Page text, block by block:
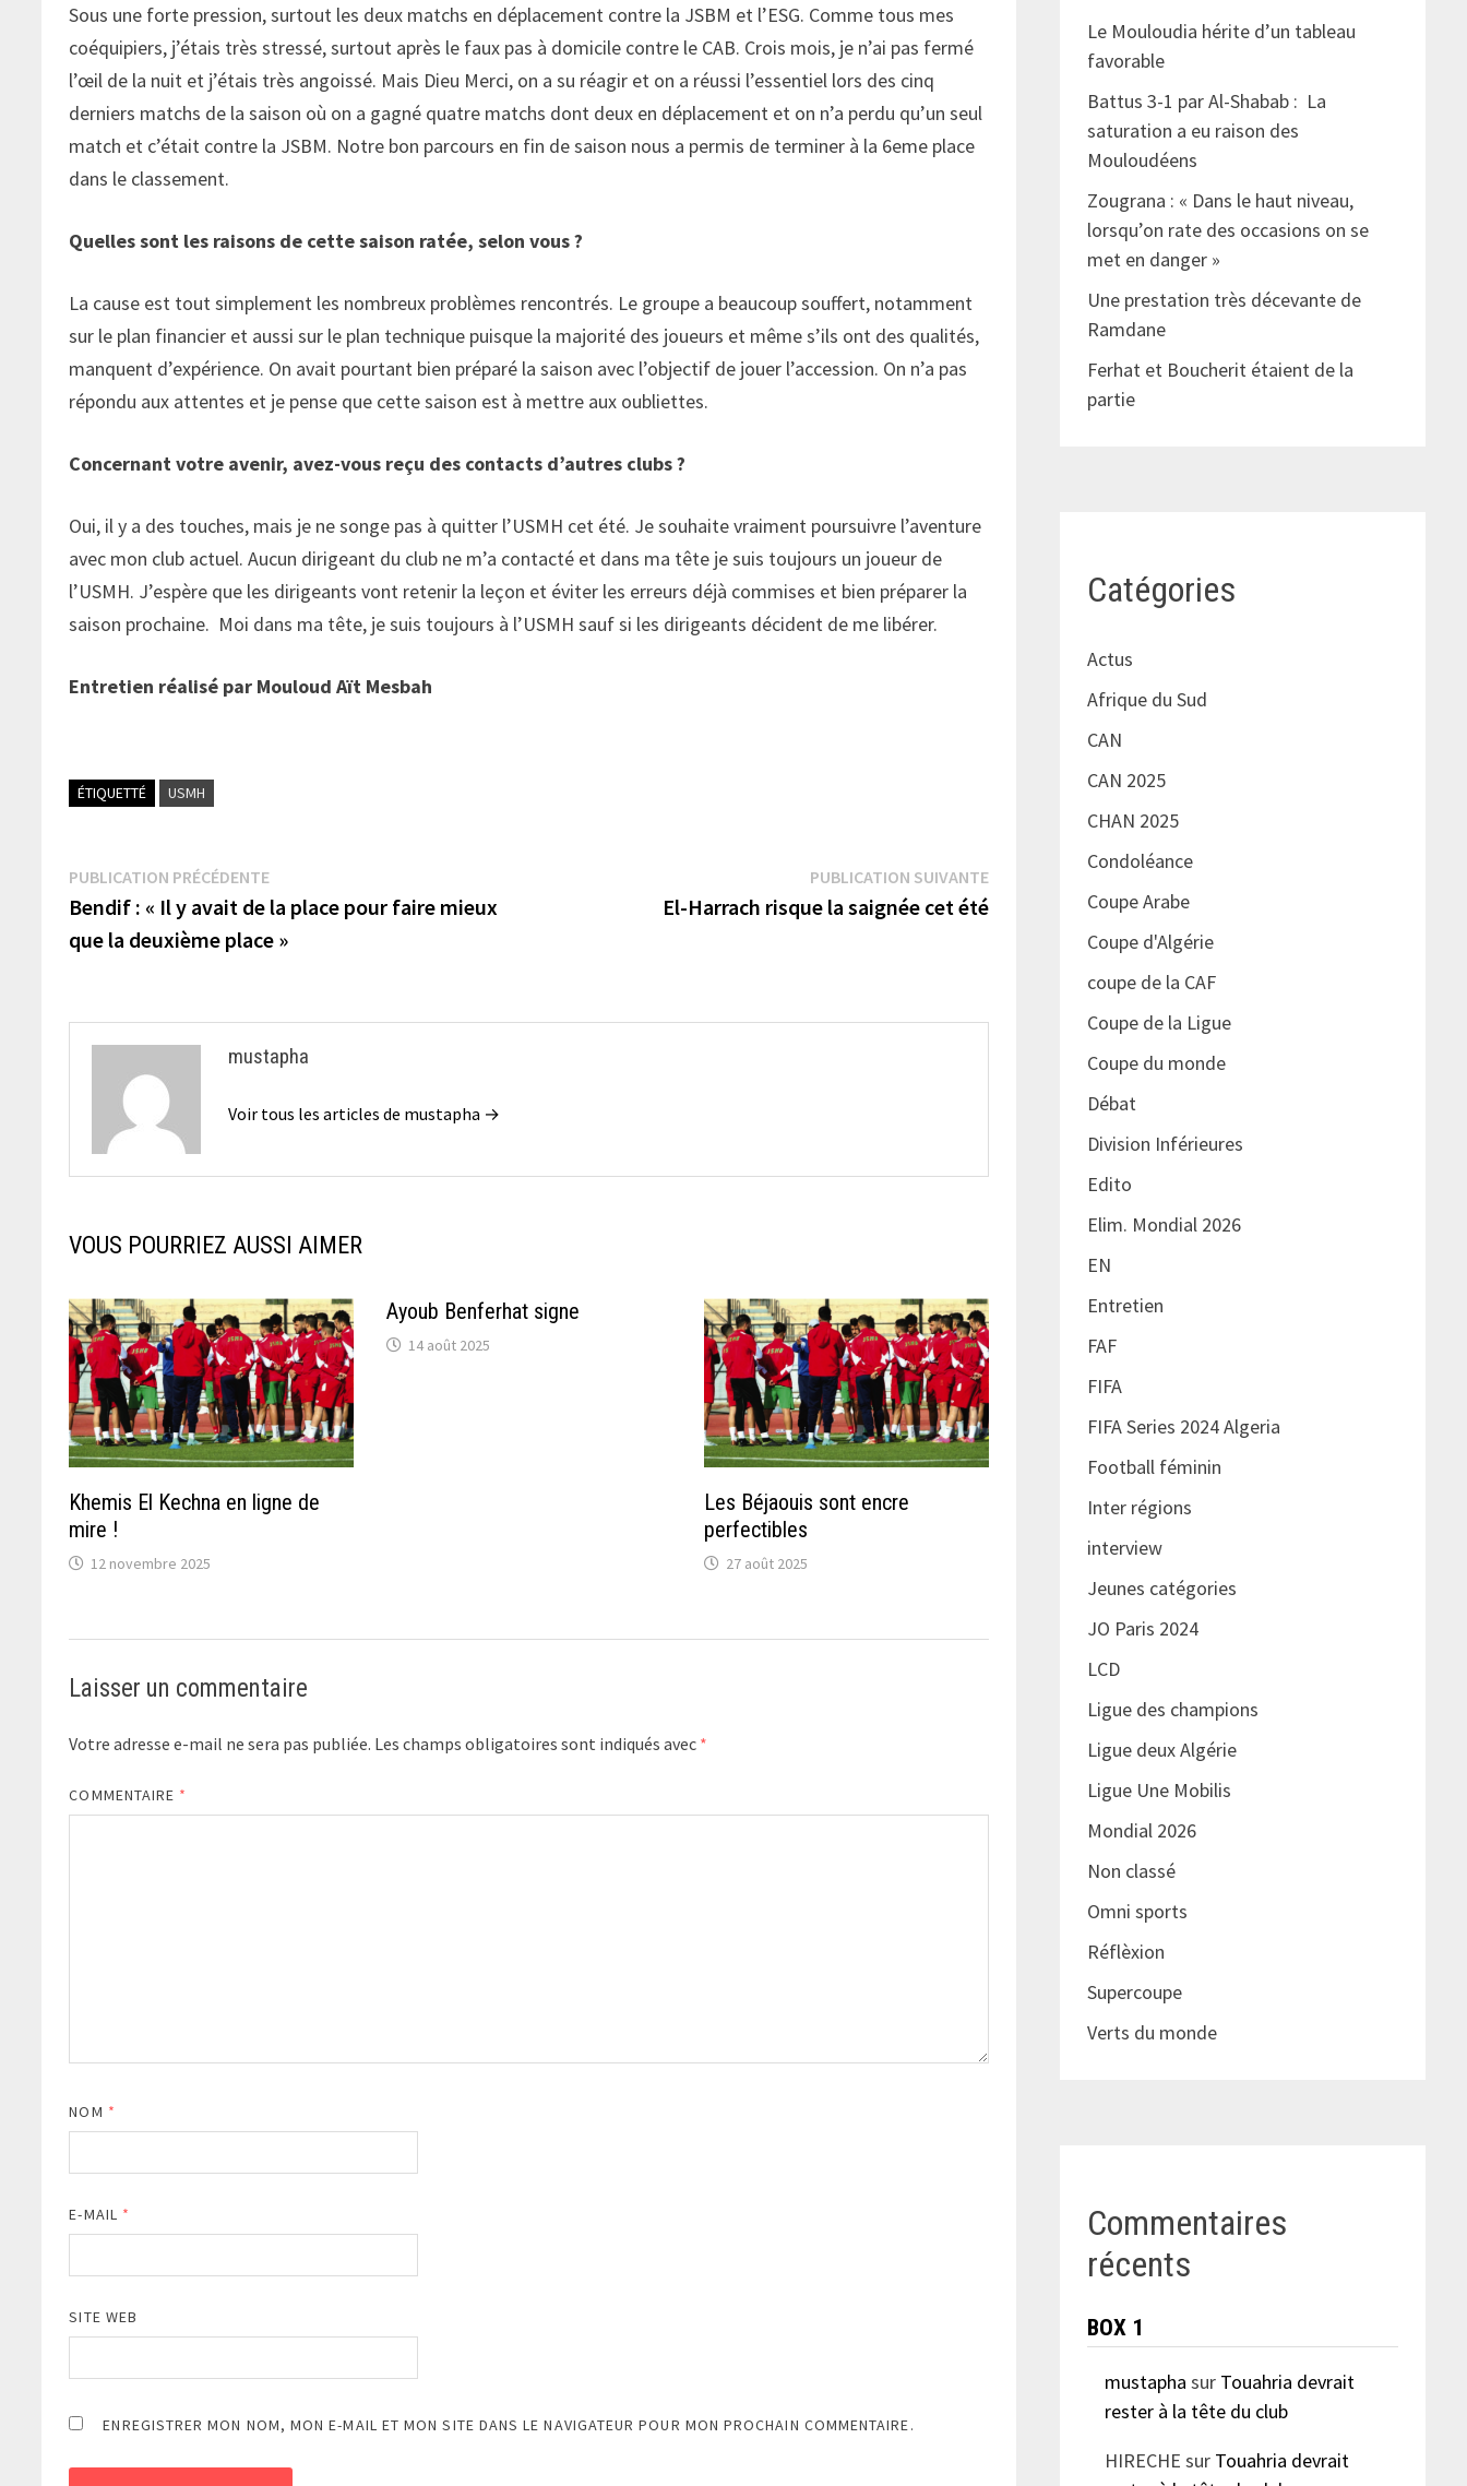
Sous une forte pression, surtout les deux matchs en déplacement contre la JSBM et l’ESG. Comme tous mes
coéquipiers, j’étais très stressé, surtout après le faux pas à domicile contre le CAB. Crois mois, je n’ai pas fermé
l’œil de la nuit et j’étais très angoissé. Mais Dieu Merci, on a su réagir et on a réussi l’essentiel lors des cinq
derniers matchs de la saison où on a gagné quatre matchs dont deux en déplacement et on n’a perdu qu’un seul
match et c’était contre la JSBM. Notre bon parcours en fin de saison nous a permis de terminer à la 6eme place
dans le classement.
Quelles sont les raisons de cette saison ratée, selon vous ?
La cause est tout simplement les nombreux problèmes rencontrés. Le groupe a beaucoup souffert, notamment
sur le plan financier et aussi sur le plan technique puisque la majorité des joueurs et même s’ils ont des qualités,
manquent d’expérience. On avait pourtant bien préparé la saison avec l’objectif de jouer l’accession. On n’a pas
répondu aux attentes et je pense que cette saison est à mettre aux oubliettes.
Concernant votre avenir, avez-vous reçu des contacts d’autres clubs ?
Oui, il y a des touches, mais je ne songe pas à quitter l’USMH cet été. Je souhaite vraiment poursuivre l’aventure
avec mon club actuel. Aucun dirigeant du club ne m’a contacté et dans ma tête je suis toujours un joueur de
l’USMH. J’espère que les dirigeants vont retenir la leçon et éviter les erreurs déjà commises et bien préparer la
saison prochaine. Moi dans ma tête, je suis toujours à l’USMH sauf si les dirigeants décident de me libérer.
Entretien réalisé par Mouloud Aït Mesbah
ÉTIQUETTÉ USMH
Navigation
de
l’article
PUBLICATION PRÉCÉDENTEPublication
précédente :
Bendif : « Il y avait de la place pour faire mieux
que la deuxième place »
PUBLICATION SUIVANTEPublication
suivante :
El-Harrach risque la saignée cet été
mustapha
Voir tous les articles de mustapha →
VOUS POURRIEZ AUSSI AIMER
Khemis El Kechna en ligne de
mire !
12 novembre 2025
Ayoub Benferhat signe
14 août 2025
Les Béjaouis sont encre
perfectibles
27 août 2025
Laisser un commentaire
Votre adresse e-mail ne sera pas publiée. Les champs obligatoires sont indiqués avec *
COMMENTAIRE *
NOM *
E-MAIL *
SITE WEB
ENREGISTRER MON NOM, MON E-MAIL ET MON SITE DANS LE NAVIGATEUR POUR MON PROCHAIN COMMENTAIRE.
Le Mouloudia hérite d’un tableau
favorable
Battus 3-1 par Al-Shabab : La
saturation a eu raison des
Mouloudéens
Zougrana : « Dans le haut niveau,
lorsqu’on rate des occasions on se
met en danger »
Une prestation très décevante de
Ramdane
Ferhat et Boucherit étaient de la
partie
Catégories
Actus
Afrique du Sud
CAN
CAN 2025
CHAN 2025
Condoléance
Coupe Arabe
Coupe d'Algérie
coupe de la CAF
Coupe de la Ligue
Coupe du monde
Débat
Division Inférieures
Edito
Elim. Mondial 2026
EN
Entretien
FAF
FIFA
FIFA Series 2024 Algeria
Football féminin
Inter régions
interview
Jeunes catégories
JO Paris 2024
LCD
Ligue des champions
Ligue deux Algérie
Ligue Une Mobilis
Mondial 2026
Non classé
Omni sports
Réflèxion
Supercoupe
Verts du monde
Commentaires
récents
BOX 1
mustapha sur Touahria devrait
rester à la tête du club
HIRECHE sur Touahria devrait